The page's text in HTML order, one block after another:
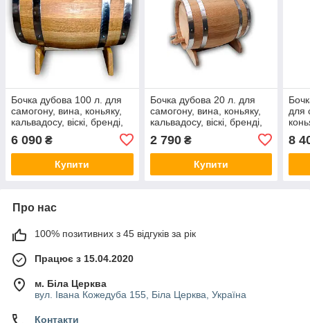
Бочка дубова 100 л. для
самогону, вина, коньяку,
кальвадосу, віскі, бренді,
рому. Покриття воском у
Подарунок!
6 090 ₴
Купити
Бочка дубова 20 л. для
самогону, вина, коньяку,
кальвадосу, віскі, бренді,
рому. Покриття воском у
Подарунок!
2 790₴
Купити
для
8
Про нас
100% позитивних з 45 відгуків за рік
Працює з 15.04.2020
м. Біла Церква
вул. Івана Кожедуба 155, Біла Церква, Україна
Контакти